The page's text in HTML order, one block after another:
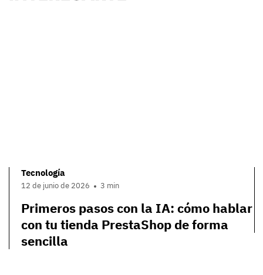
Tecnología
12 de junio de 2026 3 min
Primeros pasos con la IA: cómo hablar
con tu tienda PrestaShop de forma
sencilla